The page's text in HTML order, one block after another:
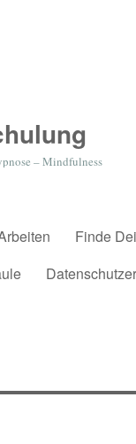
– Mindfulness
Finde